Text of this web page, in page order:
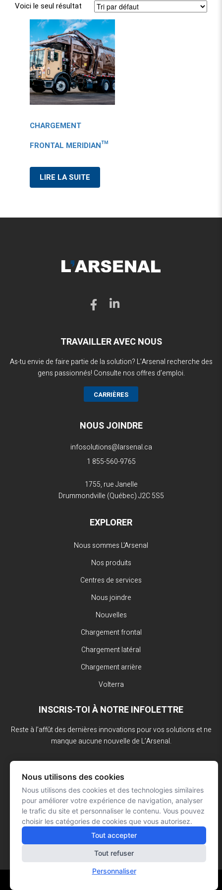
Voici le seul résultat
CHARGEMENT
FRONTAL MERIDIAN™
LIRE LA SUITE
TRAVAILLER AVEC NOUS
As-tu envie de faire partie de la solution? L’Arsenal recherche des
gens passionnés! Consulte nos offres d’emploi.
CARRIÈRES
NOUS JOINDRE
infosolutions@larsenal.ca
1 855-560-9765
1755, rue Janelle
Drummondville (Québec)J2C 5S5
EXPLORER
Nous sommes L'Arsenal
Nos produits
Centres de services
Nous joindre
Nouvelles
Chargement frontal
Chargement latéral
Chargement arrière
Volterra
INSCRIS-TOI À NOTRE INFOLETTRE
Reste à l’affût des dernières innovations pour vos solutions et ne
manque aucune nouvelle de L’Arsenal.
Nous utilisons des cookies
Nous utilisons des cookies et des technologies similaires
pour améliorer votre expérience de navigation, analyser
le trafic du site et personnaliser le contenu. Vous pouvez
choisir les catégories de cookies que vous autorisez.
Tout accepter
Tout refuser
Personnaliser